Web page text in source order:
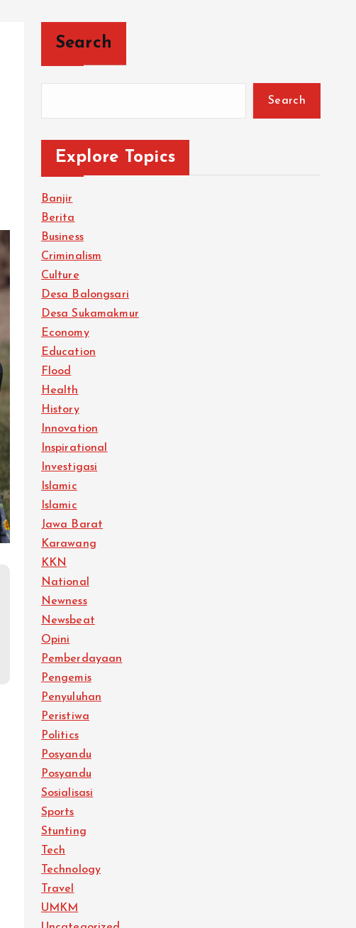
Search
Search
Explore Topics
Banjir
Berita
Business
Criminalism
Culture
Desa Balongsari
Desa Sukamakmur
Economy
Education
Flood
Health
History
Innovation
Inspirational
Investigasi
Islamic
Islamic
Jawa Barat
Karawang
KKN
National
Newness
Newsbeat
Opini
Pemberdayaan
Pengemis
Penyuluhan
Peristiwa
Politics
Posyandu
Posyandu
Sosialisasi
Sports
Stunting
Tech
Technology
Travel
UMKM